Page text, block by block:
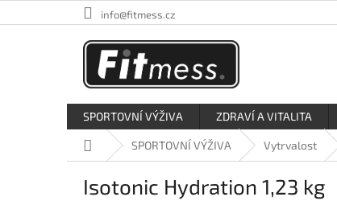
na
info@fitmess.cz
SPORTOVNÍ VÝŽIVA ZDRAVÍ A VITALITA
Domů SPORTOVNÍ VÝŽIVA Vytrvalost
Isotonic Hydration 1,23 kg